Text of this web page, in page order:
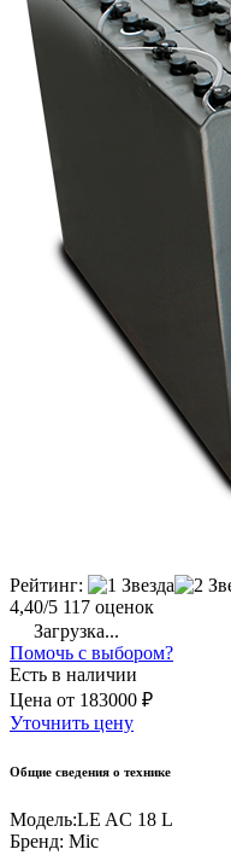
Рейтинг:
4,40/5 117 оценок
Загрузка...
Помочь с выбором?
Есть в наличии
Цена от 183000 ₽
Уточнить цену
Общие сведения о технике
Модель:LE AC 18 L
Бренд: Mic